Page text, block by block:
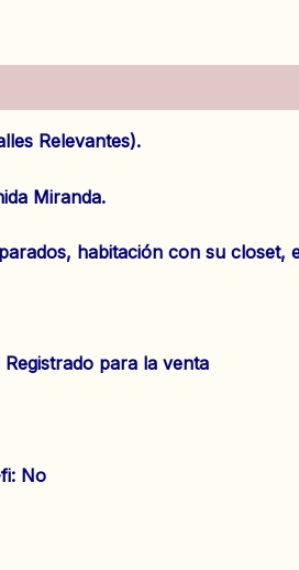
Relevantes).
Miranda.
habitación con su closet,
para la venta
No